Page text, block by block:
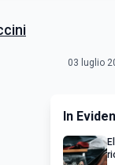
03 luglio
In